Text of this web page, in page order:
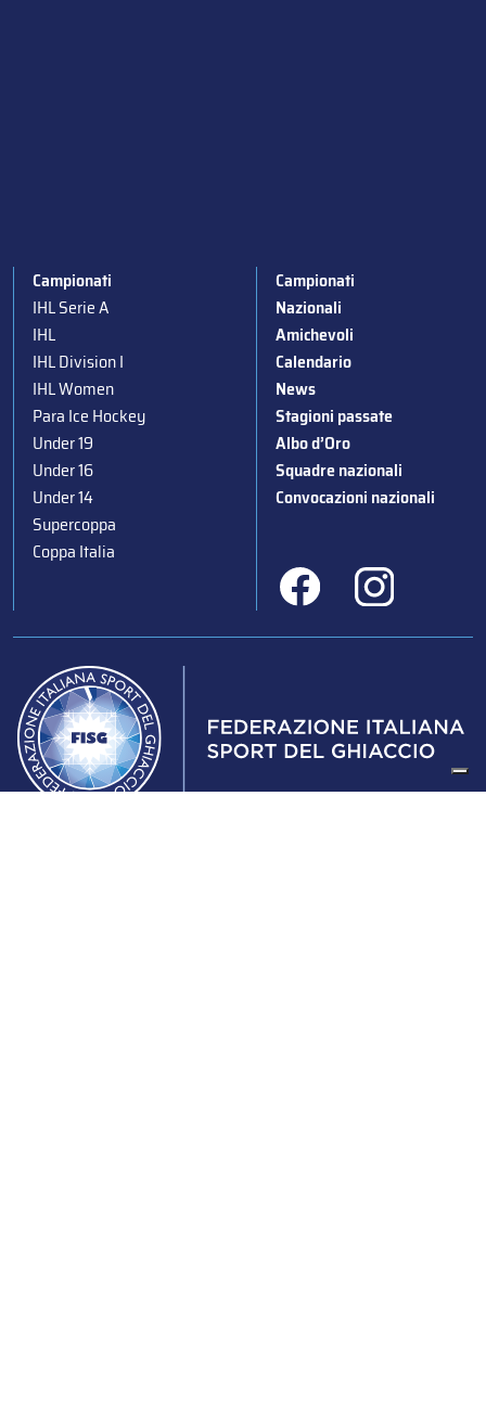
Campionati
IHL Serie A
IHL
IHL Division I
IHL Women
Para Ice Hockey
Under 19
Under 16
Under 14
Supercoppa
Coppa Italia
Campionati
Nazionali
Amichevoli
Calendario
News
Stagioni passate
Albo d’Oro
Squadre nazionali
Convocazioni nazionali